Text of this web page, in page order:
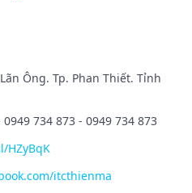
Ông. Tp. Phan Thiết. Tỉnh
0949 734 873 - 0949 734 873
HZyBqK
itcthienma